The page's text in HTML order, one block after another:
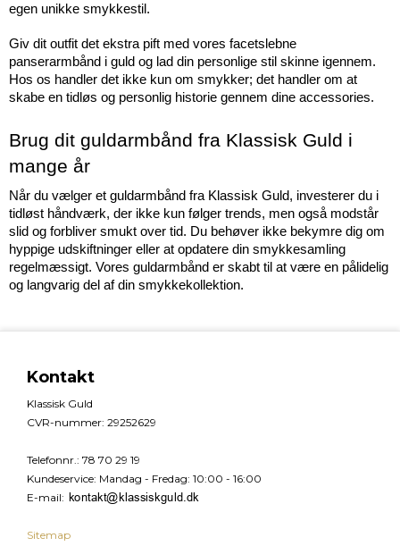
egen unikke smykkestil.
Giv dit outfit det ekstra pift med vores facetslebne
panserarmbånd i guld og lad din personlige stil skinne igennem.
Hos os handler det ikke kun om smykker; det handler om at
skabe en tidløs og personlig historie gennem dine accessories.
Brug dit guldarmbånd fra Klassisk Guld i
mange år
Når du vælger et guldarmbånd fra Klassisk Guld, investerer du i
tidløst håndværk, der ikke kun følger trends, men også modstår
slid og forbliver smukt over tid. Du behøver ikke bekymre dig om
hyppige udskiftninger eller at opdatere din smykkesamling
regelmæssigt. Vores guldarmbånd er skabt til at være en pålidelig
og langvarig del af din smykkekollektion.
Kontakt
Klassisk Guld
CVR-nummer: 29252629
Telefonnr. : 78 70 29 19
Kundeservice: Mandag - Fredag: 10:00 - 16:00
E-mail:
Sitemap